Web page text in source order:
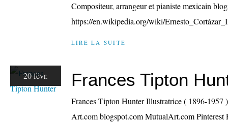
Compositeur, arrangeur et pianiste mexicain
https://en.wikipedia.org/wiki/
LIRE LA SUITE
20 févr. Frances Tipton
Frances Tipton Hunter Illustratrice ( 1896-1957
Art.com blogspot.com MutualArt.com Pinterest